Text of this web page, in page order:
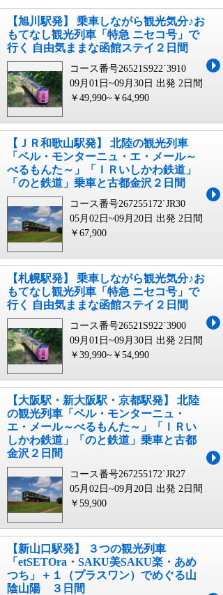
【旭川駅発】 乗車しながら観光気分♪お
もてなし観光列車「特急 ニセコ号」で
行く 自由気ままな函館ステイ２日間
コース番号26521S922`3910
09月01日~09月30日 出発 2日間
￥49,990~￥64,990
【ＪＲ和歌山駅発】 北陸の観光列車
「ベル・モンターニュ・エ・メール～
べるもんた～」「ＩＲいしかわ鉄道」
「のと鉄道」乗車と古都金沢２日間
コース番号267255172`JR30
05月02日~09月20日 出発 2日間
￥67,900
【札幌駅発】 乗車しながら観光気分♪お
もてなし観光列車「特急 ニセコ号」で
行く 自由気ままな函館ステイ２日間
コース番号26521S922`3900
09月01日~09月30日 出発 2日間
￥39,990~￥54,990
【大阪駅・新大阪駅・京都駅発】 北陸
の観光列車「ベル・モンターニュ・
エ・メール～べるもんた～」「ＩＲい
しかわ鉄道」「のと鉄道」乗車と古都
金沢２日間
コース番号267255172`JR27
05月02日~09月20日 出発 2日間
￥59,900
【新山口駅発】 ３つの観光列車
「etSETOra・SAKU美SAKU楽・あめ
つち」＋１（プラスワン）でめぐる山
陰山陽 ３日間